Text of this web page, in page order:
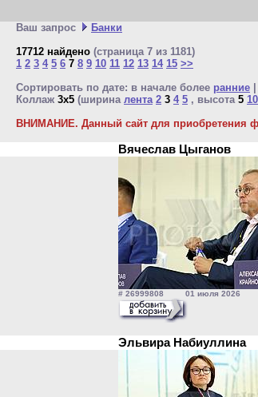
Ваш запрос
Банки
17712 найдено (страница 7 из 1181)
1 2 3 4 5 6 7 8 9 10 11 12 13 14 15 >>
Сортировать по дате: в начале более ранние
Коллаж 3x5 (ширина лента 2 3 4 5 , высота 5 10
ВНИМАНИЕ. Данный сайт для приобретения
Вячеслав Цыганов
# 26999808 01 июля 2026
Эльвира Набиуллина